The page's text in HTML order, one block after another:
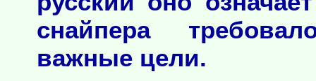
снайпера
важные цели.